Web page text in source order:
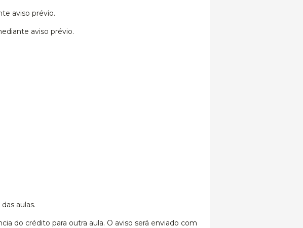
aviso prévio.
aviso prévio.
aulas.
do crédito para outra aula. O aviso será enviado com